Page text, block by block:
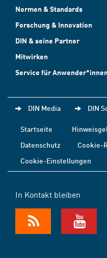
Normen & Standards
Forschung & Innovation
DIN & seine Partner
Mitwirken
Service für Anwender*innen
DIN Media DIN
Startseite
Datenschutz
Cookie-
Cookie-Einstellungen
In Kontakt bleiben